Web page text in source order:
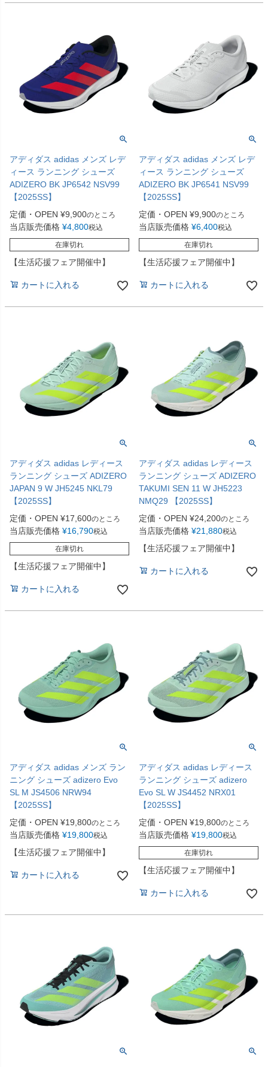
アディダス adidas メンズ レデ
ィース ランニング シューズ
ADIZERO BK JP6542 NSV99
【2025SS】
定価・OPEN ¥9,900のところ
当店販売価格 ¥4,800税込
在庫切れ
【生活応援フェア開催中】
カートに入れる
アディダス adidas メンズ レデ
ィース ランニング シューズ
ADIZERO BK JP6541 NSV99
【2025SS】
定価・OPEN ¥9,900のところ
当店販売価格 ¥6,400税込
在庫切れ
【生活応援フェア開催中】
カートに入れる
アディダス adidas レディース
ランニング シューズ ADIZERO
JAPAN 9 W JH5245 NKL79
【2025SS】
定価・OPEN ¥17,600のところ
当店販売価格 ¥16,790税込
在庫切れ
【生活応援フェア開催中】
カートに入れる
アディダス adidas レディース
ランニング シューズ ADIZERO
TAKUMI SEN 11 W JH5223
NMQ29 【2025SS】
定価・OPEN ¥24,200のところ
当店販売価格 ¥21,880税込
【生活応援フェア開催中】
カートに入れる
アディダス adidas メンズ ラン
ニング シューズ adizero Evo
SL M JS4506 NRW94
【2025SS】
定価・OPEN ¥19,800のところ
当店販売価格 ¥19,800税込
【生活応援フェア開催中】
カートに入れる
アディダス adidas レディース
ランニング シューズ adizero
Evo SL W JS4452 NRX01
【2025SS】
定価・OPEN ¥19,800のところ
当店販売価格 ¥19,800税込
在庫切れ
【生活応援フェア開催中】
カートに入れる